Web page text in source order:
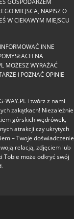
GOSPODARZEM
MIEJSCA, NAPISZ O
W CIEKAWYM MIEJSCU
INNE
NA
MOŻESZ WYRAŻAĆ
I POZNAĆ OPINIE
i twórz z nami
zakątkach! Niezależnie
górskich wędrówek,
atrakcji czy ukrytych
– Twoje doświadczenie
relacją, zdjęciem lub
Tobie może odkryć swój